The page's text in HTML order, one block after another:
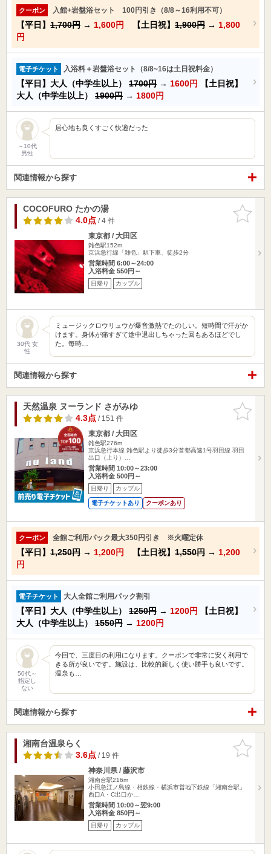
クーポン 入館+岩盤浴セット 100円引き（8/8～16利用不可）
【平日】 1,700円 → 1,600円 【土日祝】 1,900円 → 1,800
円
電子チケット 入浴料＋岩盤浴セット（8/8~16は土日祝料金）
【平日】大人（中学生以上） 1700円 → 1600円
【土日祝】
大人（中学生以上） 1900円 → 1800円
～10代
男性
居心地も良くすごく快適だった
関連情報から探す
お気に入
りに追加
COCOFURO たかの湯
4.0点/ 4 件
東京都 / 大田区
雑色駅152m
京浜急行線「雑色」駅下車、徒歩2分
営業時間 6:00～24:00
入浴料金 550円～
日帰り カップル
30代 女
性
ミュージックロウリュウが爆音激熱でたのしい。短時間で汗がか
けます。身体が痛すぎて途中退出しちゃった回もあるほどでし
た。毎時…
関連情報から探す
お気に入
りに追加
天然温泉 ヌーランド さがみゆ
4.3点/ 151 件
東京都 / 大田区
雑色駅276m
京浜急行本線 雑色駅より徒歩3分首都高速1号羽田線 羽田
出口（上り）…
営業時間 10:00～23:00
入浴料金 500円～
日帰り カップル
電子チケットあり クーポンあり
クーポン 全館ご利用パック最大350円引き ※火曜定休
【平日】 1,250円 → 1,200円 【土日祝】 1,550円 → 1,200
円
電子チケット 大人全館ご利用パック割引
【平日】大人（中学生以上） 1250円 → 1200円
【土日祝】
大人（中学生以上） 1550円 → 1200円
50代～
指定し
ない
今回で、三度目の利用になります。クーポンで非常に安く利用で
きる所が良いです。施設は、比較的新しく使い勝手も良いです。
温泉も…
関連情報から探す
お気に入
りに追加
湘南台温泉らく
3.6点/ 19 件
神奈川県 / 藤沢市
湘南台駅216m
小田急江ノ島線・相鉄線・横浜市営地下鉄線「湘南台駅」
西口A・C出口か…
営業時間 10:00～翌9:00
入浴料金 850円～
日帰り カップル